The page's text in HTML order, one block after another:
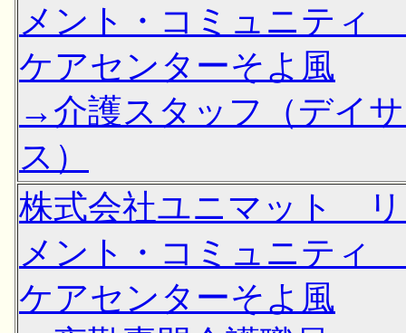
メント・コミュニティ
ケアセンターそよ風
→介護スタッフ（デイ
ス）
株式会社ユニマット
メント・コミュニティ
ケアセンターそよ風